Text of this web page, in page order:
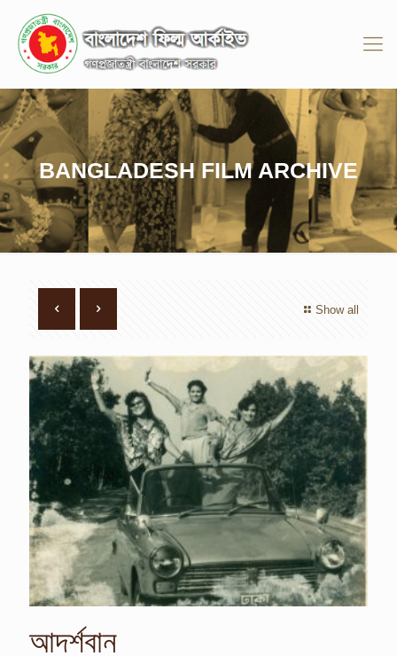
BANGLADESH FILM ARCHIVE
Show all
আদর্শবান